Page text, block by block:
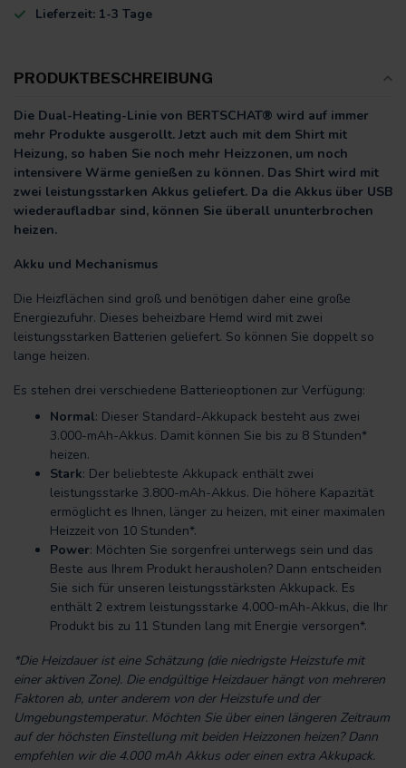
Lieferzeit: 1-3 Tage
PRODUKTBESCHREIBUNG
Die Dual-Heating-Linie von BERTSCHAT® wird auf immer
mehr Produkte ausgerollt. Jetzt auch mit dem Shirt mit
Heizung, so haben Sie noch mehr Heizzonen, um noch
intensivere Wärme genießen zu können. Das Shirt wird mit
zwei leistungsstarken Akkus geliefert. Da die Akkus über USB
wiederaufladbar sind, können Sie überall ununterbrochen
heizen.
Akku und Mechanismus
Die Heizflächen sind groß und benötigen daher eine große
Energiezufuhr. Dieses beheizbare Hemd wird mit zwei
leistungsstarken Batterien geliefert. So können Sie doppelt so
lange heizen.
Es stehen drei verschiedene Batterieoptionen zur Verfügung:
Normal: Dieser Standard-Akkupack besteht aus zwei
3.000-mAh-Akkus. Damit können Sie bis zu 8 Stunden*
heizen.
Stark: Der beliebteste Akkupack enthält zwei
leistungsstarke 3.800-mAh-Akkus. Die höhere Kapazität
ermöglicht es Ihnen, länger zu heizen, mit einer maximalen
Heizzeit von 10 Stunden*.
Power: Möchten Sie sorgenfrei unterwegs sein und das
Beste aus Ihrem Produkt herausholen? Dann entscheiden
Sie sich für unseren leistungsstärksten Akkupack. Es
enthält 2 extrem leistungsstarke 4.000-mAh-Akkus, die Ihr
Produkt bis zu 11 Stunden lang mit Energie versorgen*.
*Die Heizdauer ist eine Schätzung (die niedrigste Heizstufe mit
einer aktiven Zone). Die endgültige Heizdauer hängt von mehreren
Faktoren ab, unter anderem von der Heizstufe und der
Umgebungstemperatur. Möchten Sie über einen längeren Zeitraum
auf der höchsten Einstellung mit beiden Heizzonen heizen? Dann
empfehlen wir die 4.000 mAh Akkus oder einen extra Akkupack.